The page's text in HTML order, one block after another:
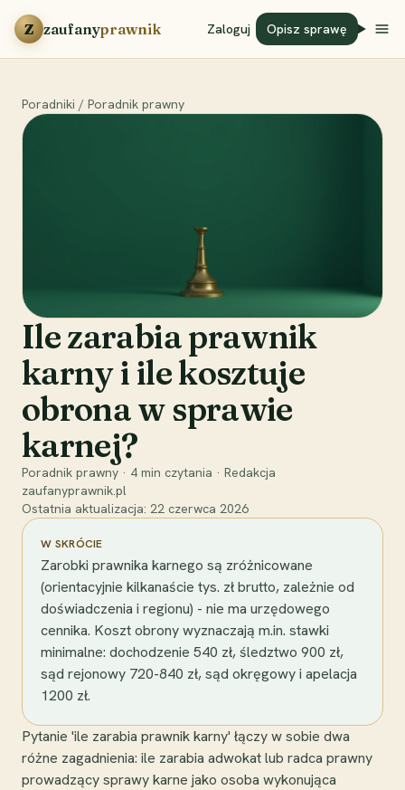
Przejdź do treści
Z zaufanyprawnik Zaloguj Opisz sprawę
Poradniki / Poradnik prawny
Ile zarabia prawnik
karny i ile kosztuje
obrona w sprawie
karnej?
Poradnik prawny · 4 min czytania · Redakcja
zaufanyprawnik.pl
Ostatnia aktualizacja: 22 czerwca 2026
W SKRÓCIE
Zarobki prawnika karnego są zróżnicowane
(orientacyjnie kilkanaście tys. zł brutto, zależnie od
doświadczenia i regionu) - nie ma urzędowego
cennika. Koszt obrony wyznaczają m.in. stawki
minimalne: dochodzenie 540 zł, śledztwo 900 zł,
sąd rejonowy 720-840 zł, sąd okręgowy i apelacja
1200 zł.
Pytanie 'ile zarabia prawnik karny' łączy w sobie dwa
różne zagadnienia: ile zarabia adwokat lub radca prawny
prowadzący sprawy karne jako osoba wykonująca